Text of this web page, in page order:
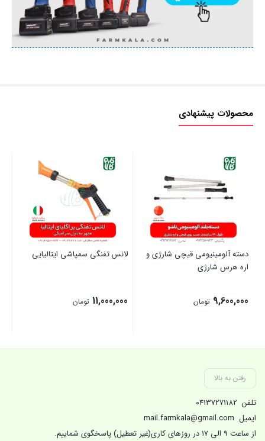
محصولات پیشنهادی
دسته آلومینیومی قیچی شارژی و
اره هرس شارژی
9,600,000 تومان
لانس تفنگی سمپاشی ایتالیایی
11,000,000 تومان
رفتن به بالا
تلفن 04137271182
ایمیل mail.farmkala@gmail.com
از ساعت 9 الی 17 در روزهای کاری(غیر تعطیل) پاسخگوی شماییم.